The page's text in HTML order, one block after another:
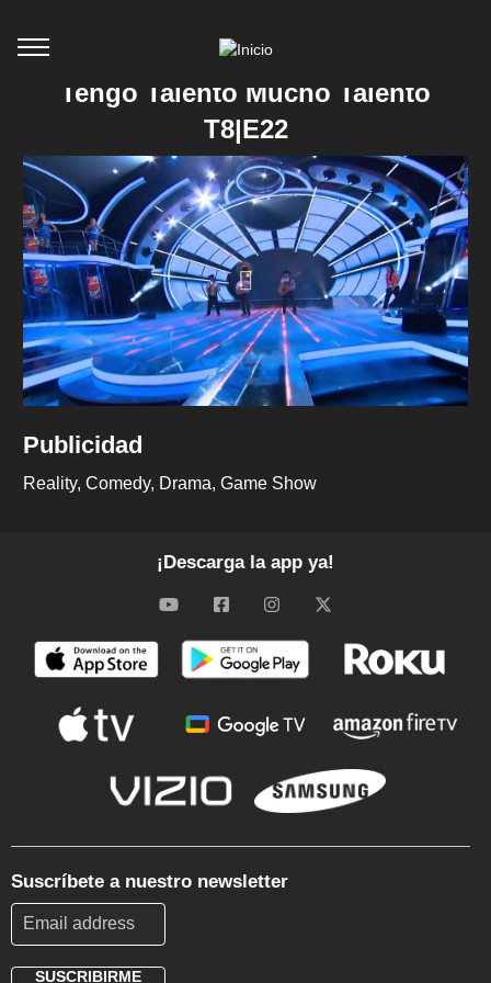
Tengo Talento Mucho Talento
T8|E22
Publicidad
Reality Comedy Drama Game Show
¡Descarga la app ya!
Suscríbete a nuestro newsletter
SUSCRIBIRME